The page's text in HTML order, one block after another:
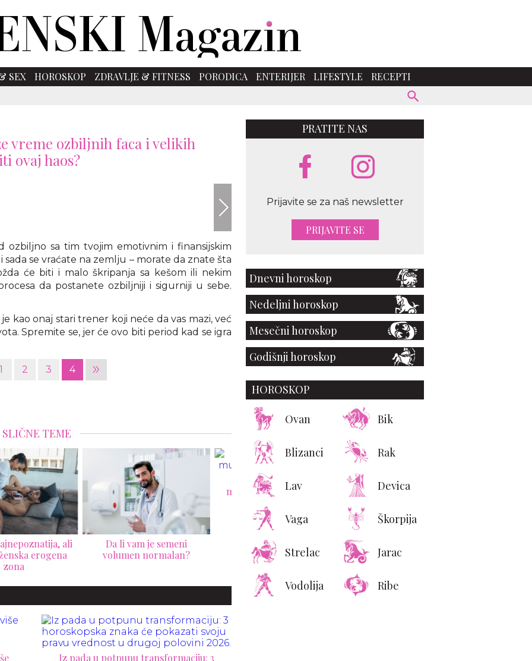
SEX HOROSKOP ZDRAVLJE & FITNESS PORODICA ENTERIJER LIFESTYLE
RECEPTI
vreme ozbiljnih faca i velikih
ovaj haos?
ozbiljno sa tim tvojim emotivnim i finansijskim
sada se vraćate na zemlju – morate da znate šta
će biti i malo škripanja sa kešom ili nekim
da postanete ozbiljniji i sigurniji u sebe.
kao onaj stari trener koji neće da vas mazi, već
Spremite se, jer će ovo biti period kad se igra
1 2 3 4 »
SLIČNE TEME
li vam je semeni
normalan?
Evo zašto su debeli
muškarci bolji u krevetu
11 stvari o kojima žene
razmišljaju tokom jutarnjeg
Iz pada u potpunu transformaciju: 3
PRATITE NAS
Prijavite se za naš newsletter
PRIJAVITE SE
Dnevni horoskop
Nedeljni horoskop
Mesečni horoskop
Godišnji horoskop
HOROSKOP
Ovan Bik
Blizanci Rak
Lav Devica
Vaga Škorpija
Strelac Jarac
Vodolija Ribe